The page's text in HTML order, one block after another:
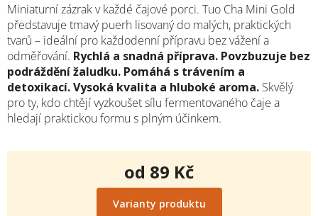
Miniaturní zázrak v každé čajové porci. Tuo Cha Mini Gold
představuje tmavý puerh lisovaný do malých, praktických
tvarů – ideální pro každodenní přípravu bez vážení a
odměřování. Rychlá a snadná příprava. Povzbuzuje bez
podráždění žaludku. Pomáhá s trávením a
detoxikací.Vysoká kvalita a hluboké aroma. Skvělý
pro ty, kdo chtějí vyzkoušet sílu fermentovaného čaje a
hledají praktickou formu s plným účinkem.
od 89 Kč
Měrná
cena:
Varianty produktu